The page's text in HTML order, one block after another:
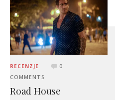
RECENZJE
0
COMMENTS
Road House